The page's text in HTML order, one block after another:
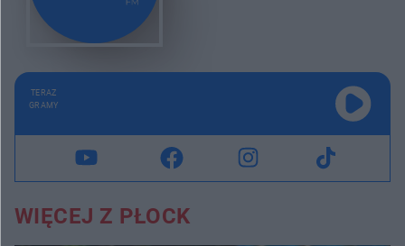
TERAZ
GRAMY
WIĘCEJ Z PŁOCK